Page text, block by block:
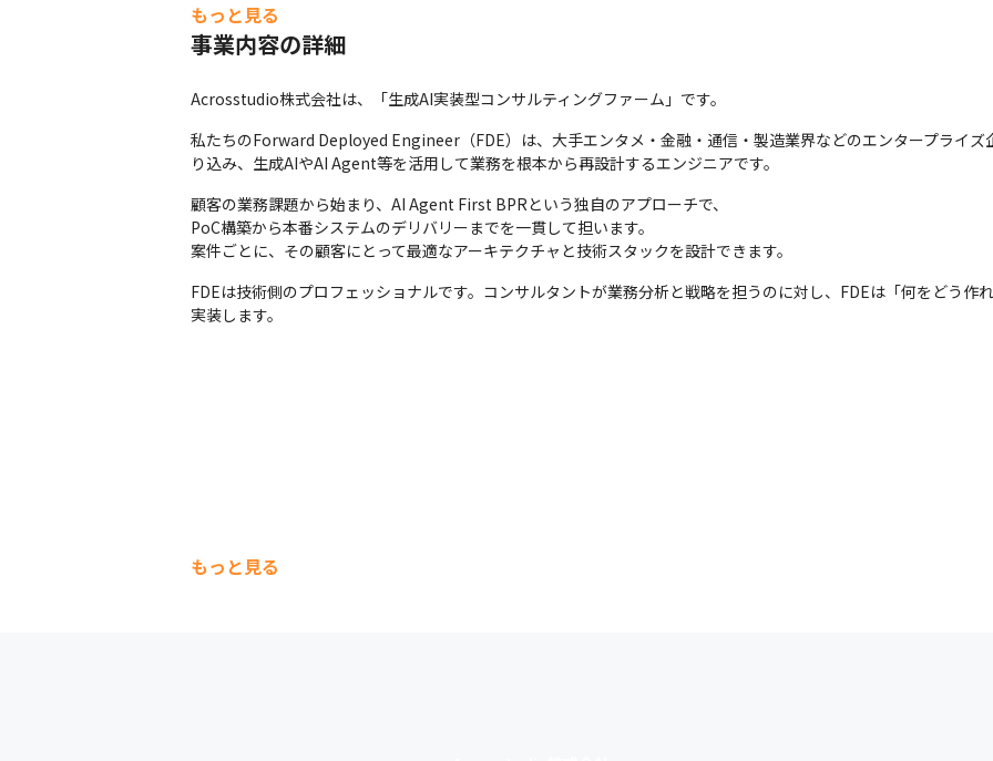
もっと見る
事業内容の詳細
Acrosstudio株式会社は、「生成AI実装型コンサルティングファーム」です。
私たちのForward Deployed Engineer（FDE）は、大手エンタメ・金融・通信・製造業界などのエンタープライ
り込み、生成AIやAI Agent等を活用して業務を根本から再設計するエンジニアです。
顧客の業務課題から始まり、AI Agent First BPRという独自のアプローチで、
PoC構築から本番システムのデリバリーまでを一貫して担います。
案件ごとに、その顧客にとって最適なアーキテクチャと技術スタックを設計できます。
FDEは技術側のプロフェッショナルです。コンサルタントが業務分析と戦略を担うのに対し、FDEは「何をどう作
実装します。
もっと見る